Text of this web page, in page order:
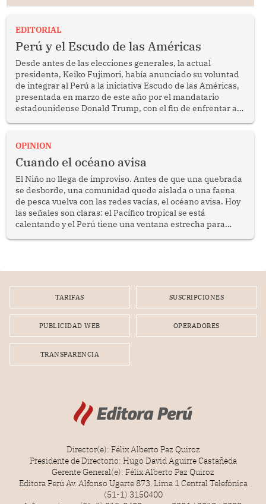
EDITORIAL
Perú y el Escudo de las Américas
Desde antes de las elecciones generales, la actual
presidenta, Keiko Fujimori, había anunciado su voluntad
de integrar al Perú a la iniciativa Escudo de las Américas,
presentada en marzo de este año por el mandatario
estadounidense Donald Trump, con el fin de enfrentar al
OPINION
Cuando el océano avisa
El Niño no llega de improviso. Antes de que una quebrada
se desborde, una comunidad quede aislada o una faena
de pesca vuelva con las redes vacías, el océano avisa. Hoy
las señales son claras: el Pacífico tropical se está
calentando y el Perú tiene una ventana estrecha para
TARIFAS SUSCRIPCIONES
PUBLICIDAD WEB OPERADORES
TRANSPARENCIA
Director(e): Félix Alberto Paz Quiroz
Presidente de Directorio: Hugo David Aguirre Castañeda
Gerente General(e): Félix Alberto Paz Quiroz
Editora Perú Av. Alfonso Ugarte 873, Lima 1 Central Telefónica
(51-1) 3150400